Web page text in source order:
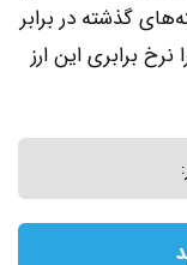
گذشته در برابر
برابری این ارز